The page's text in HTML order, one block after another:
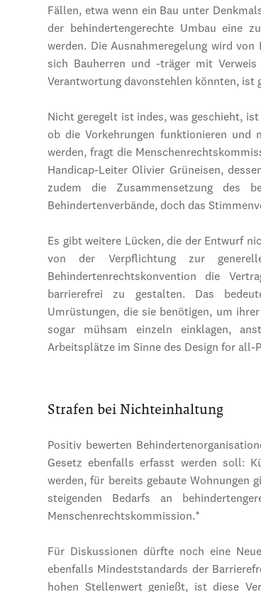
Fällen, etwa wenn ein Bau unter
der behindertengerechte Umbau eine
werden. Die Ausnahmeregelung wird
sich Bauherren und -träger mit
Verantwortung davonstehlen könnten, ist
Nicht geregelt ist indes, was geschieht,
ob die Vorkehrungen funktionieren und
werden, fragt die
Handicap-Leiter Olivier Grüneisen,
zudem die Zusammensetzung des
Behindertenverbände, doch das
Es gibt weitere Lücken, die der Entwurf
von der Verpflichtung zur
Behindertenrechtskonvention die
barrierefrei zu gestalten. Das
Umrüstungen, die sie benötigen, um
sogar mühsam einzeln einklagen,
Arbeitsplätze im Sinne des Design for
Strafen bei Nichteinhaltung
Positiv bewerten
Gesetz ebenfalls erfasst werden soll:
werden, für bereits gebaute Wohnungen
steigenden Bedarfs an
Menschenrechtskommission.*
Für Diskussionen dürfte noch eine
ebenfalls Mindeststandards der
hohen Stellenwert genießt, ist diese